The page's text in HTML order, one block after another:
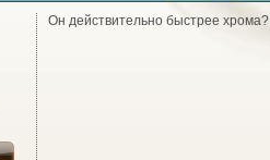
Он действительно быстрее хрома?